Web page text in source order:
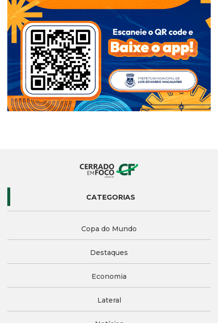
CATEGORIAS
Copa do Mundo
Destaques
Economia
Lateral